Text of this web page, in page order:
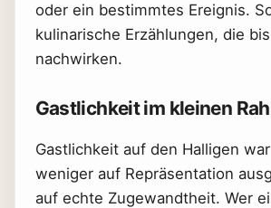
oder ein bestimmtes Ereignis.
kulinarische Erzählungen, die
nachwirken.
Gastlichkeit im kleinen
Gastlichkeit auf den Halligen
weniger auf Repräsentation
auf echte Zugewandtheit. Wer